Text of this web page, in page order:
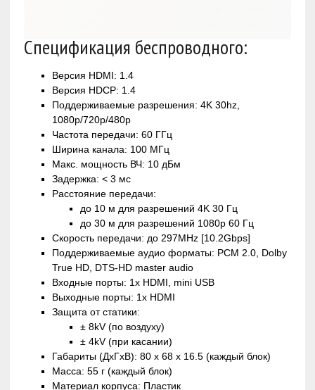
Спецификация беспроводного:
Версия HDMI: 1.4
Версия HDCP: 1.4
Поддерживаемые разрешения: 4K 30hz,
1080p/720p/480p
Частота передачи: 60 ГГц
Ширина канала: 100 МГц
Макс. мощность ВЧ: 10 дБм
Задержка: < 3 мс
Расстояние передачи:
до 10 м для разрешений 4K 30 Гц
до 30 м для разрешений 1080p 60 Гц
Скорость передачи: до 297MHz [10.2Gbps]
Поддерживаемые аудио форматы: PCM 2.0, Dolby
True HD, DTS-HD master audio
Входные порты: 1x HDMI, mini USB
Выходные порты: 1x HDMI
Защита от статики:
± 8kV (по воздуху)
± 4kV (при касании)
Габариты (ДхГхВ): 80 x 68 x 16.5 (каждый блок)
Масса: 55 г (каждый блок)
Материал корпуса: Пластик